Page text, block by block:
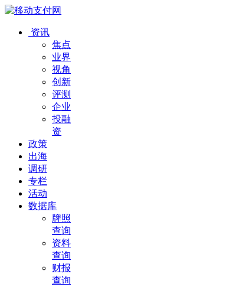
资讯
焦点
业界
视角
创新
评测
企业
投融
资
政策
出海
调研
专栏
活动
数据库
牌照
查询
资料
查询
财报
查询